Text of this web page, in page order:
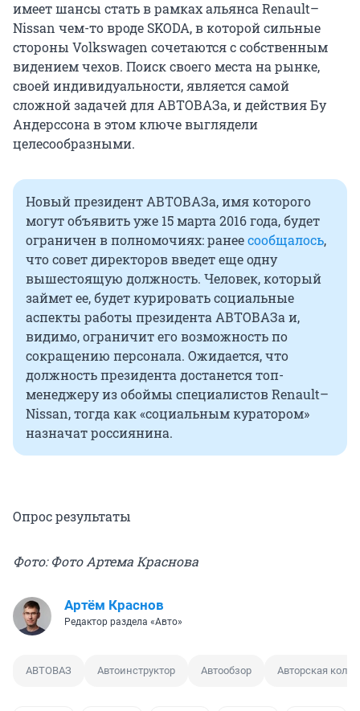
имеет шансы стать в рамках альянса Renault–
Nissan чем-то вроде SKODA, в которой сильные
стороны Volkswagen сочетаются с собственным
видением чехов. Поиск своего места на рынке,
своей индивидуальности, является самой
сложной задачей для АВТОВАЗа, и действия Бу
Андерссона в этом ключе выглядели
целесообразными.
Новый президент АВТОВАЗа, имя которого
могут объявить уже 15 марта 2016 года, будет
ограничен в полномочиях: ранеесообщалось,
что совет директоров введет еще одну
вышестоящую должность. Человек, который
займет ее, будет курировать социальные
аспекты работы президента АВТОВАЗа и,
видимо, ограничит его возможность по
сокращению персонала. Ожидается, что
должность президента достанется топ-
менеджеру из обоймы специалистов Renault–
Nissan, тогда как «социальным куратором»
назначат россиянина.
Опрос результаты
Фото: Фото Артема Краснова
Артём Краснов
Редактор раздела «Авто»
АВТОВАЗ Автоинструктор Автообзор Авторская